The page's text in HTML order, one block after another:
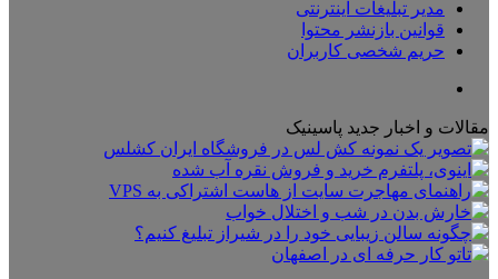
مدیر تبلیغات اینترنتی
قوانین بازنشر محتوا
حریم شخصی کاربران
مقالات و اخبار جدید پاسینیک